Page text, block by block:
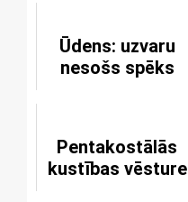
Ūdens: uzvaru
nesošs spēks
Pentakostālās
kustības vēsture